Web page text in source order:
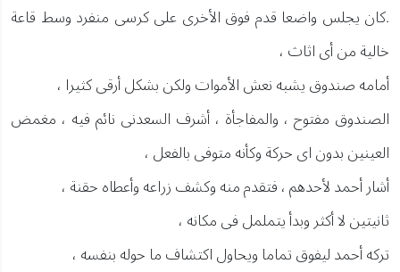
.كان يجلس واضعا قدم فوق الأخرى على كرسى منفرد وسط قاعة
خالية من أى اثاث ،
أمامه صندوق يشبه نعش الأموات ولكن بشكل أرقى كثيرا ،
الصندوق مفتوح ، والمفاجأة ، أشرف السعدنى نائم فيه ، مغمض
العينين بدون اى حركة وكأنه متوفى بالفعل ،
أشار أحمد لأحدهم ، فتقدم منه وكشف زراعه وأعطاه حقنة ،
ثانيتين لا أكثر وبدأ يتململ فى مكانه ،
تركه أحمد ليفوق تماما ويحاول اكتشاف ما حوله بنفسه ،